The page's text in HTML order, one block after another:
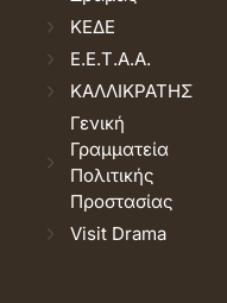
ΚΕΔΕ
Ε.Ε.Τ.Α.Α.
ΚΑΛΛΙΚΡΑΤΗΣ
Γενική
Γραμματεία
Πολιτικής
Προστασίας
Visit Drama